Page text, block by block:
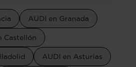
AUDI en Granada
Castellón
AUDI en Asturias